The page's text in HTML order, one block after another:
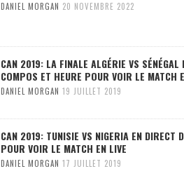
DANIEL MORGAN 20 NOVEMBRE 2022
CAN 2019: LA FINALE ALGÉRIE VS
COMPOS ET HEURE POUR VOIR LE MATCH
DANIEL MORGAN 19 JUILLET 2019
CAN 2019: TUNISIE VS NIGERIA EN DIRECT
POUR VOIR LE MATCH EN LIVE
DANIEL MORGAN 17 JUILLET 2019